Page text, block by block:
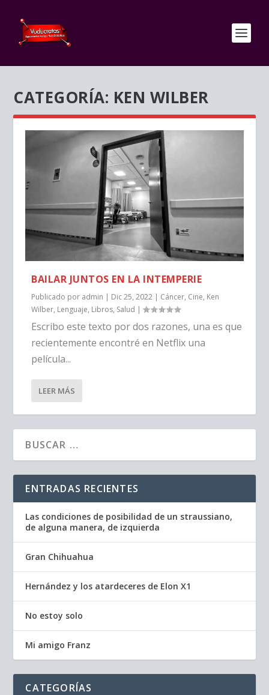
CATEGORÍA: KEN WILBER
BAILAR JUNTOS EN LA INTEMPERIE
Publicado por admin | Dic 25, 2022 | Cáncer, Cine, Ken
Wilber, Lenguaje, Libros, Salud |
Escribo este texto por dos razones, una es que
recientemente encontré en Netflix una
película...
LEER MÁS
ENTRADAS RECIENTES
Las condiciones de posibilidad de un straussiano,
de alguna manera, de izquierda
Gran Chihuahua
Hernández y los atardeceres de Elon X1
No estoy solo
Mi amigo Franz
CATEGORÍAS